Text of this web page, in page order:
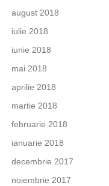
august 2018
iulie 2018
iunie 2018
mai 2018
aprilie 2018
martie 2018
februarie 2018
ianuarie 2018
decembrie 2017
noiembrie 2017